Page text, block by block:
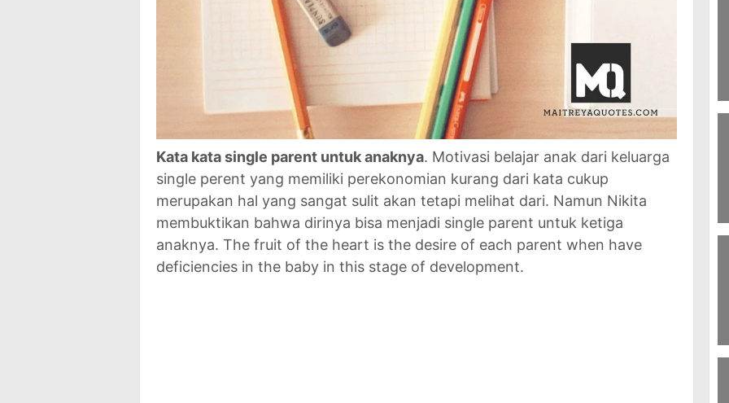
Kata kata single parent untuk anaknya. Motivasi belajar anak dari keluarga
single perent yang memiliki perekonomian kurang dari kata cukup
merupakan hal yang sangat sulit akan tetapi melihat dari. Namun Nikita
membuktikan bahwa dirinya bisa menjadi single parent untuk ketiga
anaknya. The fruit of the heart is the desire of each parent when have
deficiencies in the baby in this stage of development.